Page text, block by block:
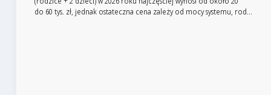
do 60 tys. zł, jednak ostateczna cena zależy od mocy systemu, rod...